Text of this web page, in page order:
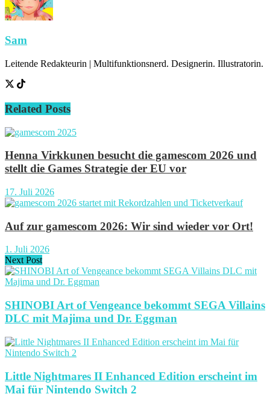
Sam
Leitende Redakteurin | Multifunktionsnerd. Designerin. Illustratorin.
Related Posts
Henna Virkkunen besucht die gamescom 2026 und
stellt die Games Strategie der EU vor
17. Juli 2026
Auf zur gamescom 2026: Wir sind wieder vor Ort!
1. Juli 2026
Next Post
SHINOBI Art of Vengeance bekommt SEGA Villains
DLC mit Majima und Dr. Eggman
Little Nightmares II Enhanced Edition erscheint im
Mai für Nintendo Switch 2